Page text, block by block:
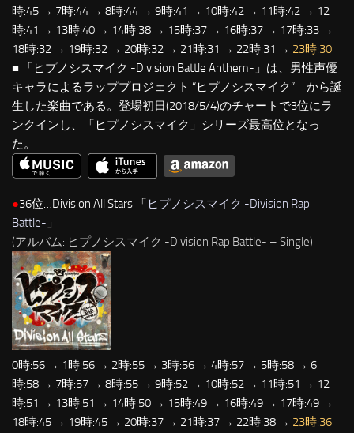
時:45 → 7時:44 → 8時:44 → 9時:41 → 10時:42 → 11時:42 → 12
時:41 → 13時:40 → 14時:38 → 15時:37 → 16時:37 → 17時:33 →
18時:32 → 19時:32 → 20時:32 → 21時:31 → 22時:31 → 23時:30
■ 「ヒプノシスマイク -Division Battle Anthem-」は、男性声優
キャラによるラッププロジェクト “ヒプノシスマイク” から誕
生した楽曲である。登場初日(2018/5/4)のチャートで3位にラ
ンクインし、「ヒプノシスマイク」シリーズ最高位となっ
た。
●36位…Division All Stars 「 ヒプノシスマイク -Division Rap
Battle- 」
(アルバム: ヒプノシスマイク -Division Rap Battle- – Single)
0時:56 → 1時:56 → 2時:55 → 3時:56 → 4時:57 → 5時:58 → 6
時:58 → 7時:57 → 8時:55 → 9時:52 → 10時:52 → 11時:51 → 12
時:51 → 13時:51 → 14時:50 → 15時:49 → 16時:49 → 17時:49 →
18時:45 → 19時:45 → 20時:37 → 21時:37 → 22時:38 → 23時:36